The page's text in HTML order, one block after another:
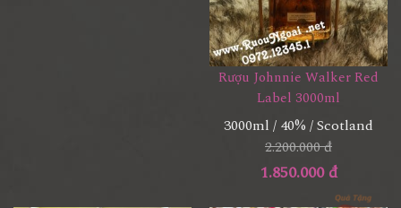
Rượu Johnnie Walker Red
Label 3000ml
3000ml / 40% / Scotland
2.200.000 đ
1.850.000 đ